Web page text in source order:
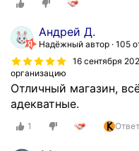
Андрей Д.
Надёжный автор 105
16 сентября
организацию
Отличный магазин,
адекватные.
1